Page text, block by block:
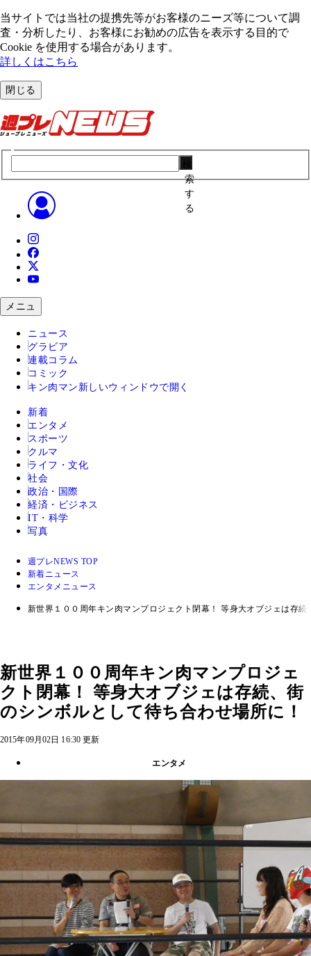
当サイトでは当社の提携先等がお客様のニーズ等について調
査・分析したり、お客様にお勧めの広告を表⽰する⽬的で
Cookie を使⽤する場合があります。
詳しくはこちら
閉じる
索
す
る
メニュ
ニュース
グラビア
連載コラム
コミック
キン肉マン 新しいウィンドウで開く
新着
エンタメ
スポーツ
クルマ
ライフ・文化
社会
政治・国際
経済・ビジネス
IT・科学
写真
週プレNEWS TOP
新着ニュース
エンタメニュース
新世界１００周年キン肉マンプロジェクト閉幕！ 等身大オブジェは存
新世界１００周年キン肉マンプロジェ
クト閉幕！ 等身大オブジェは存続、街
のシンボルとして待ち合わせ場所に！
2015年09月02日 16:30 更新
エンタメ